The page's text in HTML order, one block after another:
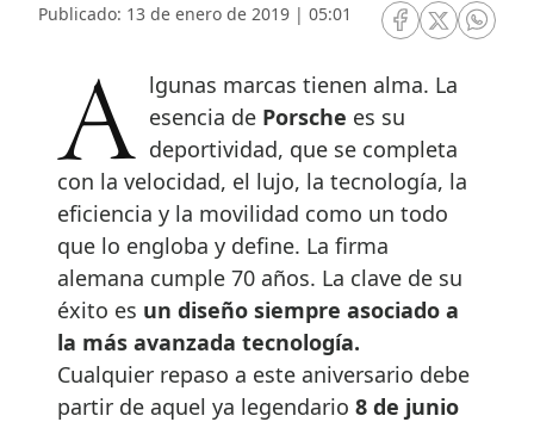
Publicado: 13 de enero de 2019 | 05:01
RRSS Facebook
RRSSRRSS
Algunas marcas tienen alma. La esencia de Porsche es su
deportividad, que se completa
con la velocidad, el lujo, la tecnología, la
eficiencia y la movilidad como un todo
que lo engloba y define. La firma
alemana cumple 70 años. La clave de su
éxito es un diseño siempre asociado a
la más avanzada tecnología.
Cualquier repaso a este aniversario debe
partir de aquel ya legendario 8 de junio